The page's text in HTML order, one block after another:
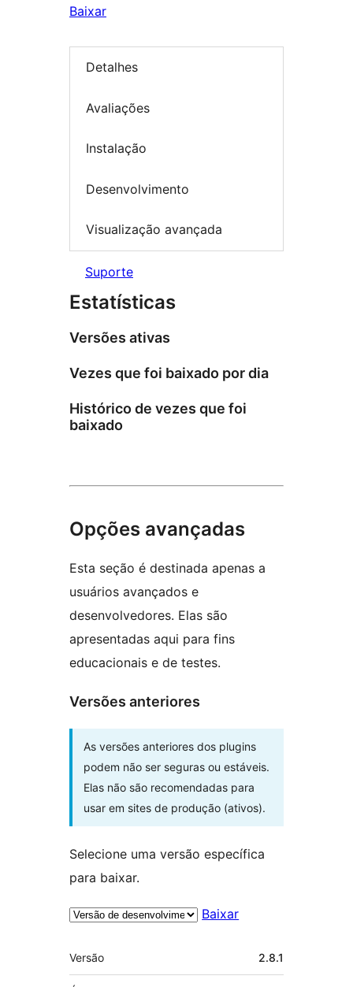
Baixar
Detalhes
Avaliações
Instalação
Desenvolvimento
Visualização avançada
Suporte
Estatísticas
Versões ativas
Vezes que foi baixado por dia
Histórico de vezes que foi
baixado
Opções avançadas
Esta seção é destinada apenas a
usuários avançados e
desenvolvedores. Elas são
apresentadas aqui para fins
educacionais e de testes.
Versões anteriores
As versões anteriores dos plugins
podem não ser seguras ou estáveis.
Elas não são recomendadas para
usar em sites de produção (ativos).
Selecione uma versão específica
para baixar.
Baixar
Meta
Versão 2.8.1